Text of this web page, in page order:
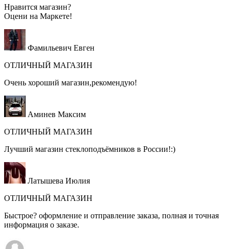
Нравится магазин?
Оцени на Маркете!
Фамильевич Евген
ОТЛИЧНЫЙ МАГАЗИН
Очень хороший магазин,рекомендую!
Аминев Максим
ОТЛИЧНЫЙ МАГАЗИН
Лучший магазин стеклоподъёмников в России!:)
Латышева Июлия
ОТЛИЧНЫЙ МАГАЗИН
Быстрое? оформление и отправление заказа, полная и точная
информация о заказе.